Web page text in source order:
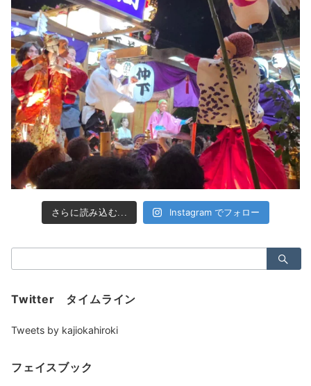
さらに読み込む... Instagram でフォロー
索：
Twitter タイムライン
Tweets by kajiokahiroki
フェイスブック